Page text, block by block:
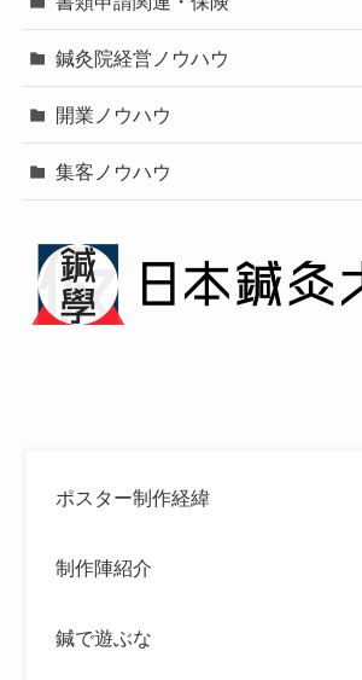
鍼灸院経営ノウハウ
開業ノウハウ
集客ノウハウ
ポスター制作経緯
制作陣紹介
鍼で遊ぶな